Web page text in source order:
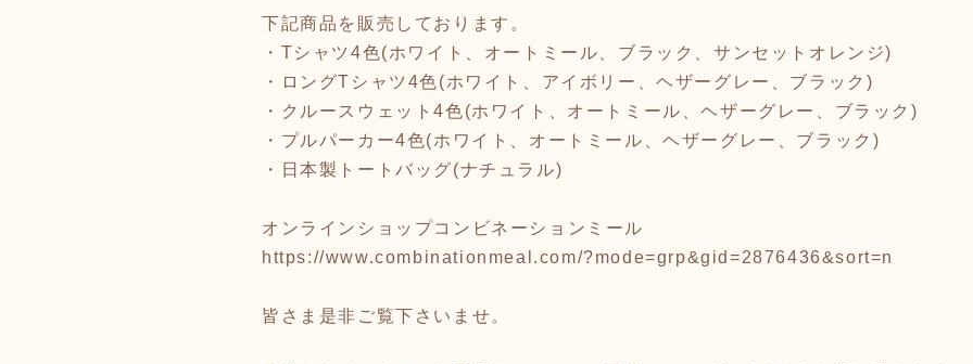
下記商品を販売しております。
・Tシャツ4色(ホワイト、オートミール、ブラック、サンセットオレンジ)
・ロングTシャツ4色(ホワイト、アイボリー、ヘザーグレー、ブラック)
・クルースウェット4色(ホワイト、オートミール、ヘザーグレー、ブラック)
・プルパーカー4色(ホワイト、オートミール、ヘザーグレー、ブラック)
・日本製トートバッグ(ナチュラル)
オンラインショップコンビネーションミール
https://www.combinationmeal.com/?mode=grp&gid=2876436&sort=n
皆さま是非ご覧下さいませ。